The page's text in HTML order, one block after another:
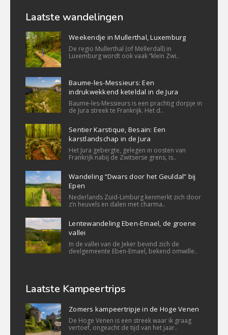
Laatste wandelingen
Weekendje in Mullerthal, Luxemburg
De regio Mullerthal (of Mëllerdall) in
Luxemburg wordt ook vaak “klein Zwi..
Baume-les-Messieurs: Een
indrukwekkend keteldal in de Jura
Baume-les-Messieurs is een prachtig dorpje in
de Jura streek te Frankrijk. Het d..
Sentier Karstique, Besain: Een
karstlandschap in de Jura
Het Jura gebergte, gelegen in oosten van
Frankrijk nabij de Zwitserse grens, is..
Wandeling “Dwars door het Geuldal” bij
Epen
Nederlands Zuid-Limburg kenmerkt zich door
z’n heuvels en dalen met charma..
Lentewandeling Eben-Emael, de groene
vallei
In de vallei van de Jeker bevind zich de
deelgemeente Eben-Emael, bekend omwille..
Laatste Kampeertrips
Zomers kampeertripje in de Hoge Venen
De Hoge Venen is een streek waar ik graag
vertoef, ongeacht de tijd van het jaar..